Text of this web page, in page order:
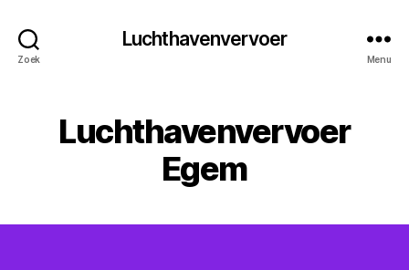
Zoek
Luchthavenvervoer
Menu
Luchthavenvervoer
Egem